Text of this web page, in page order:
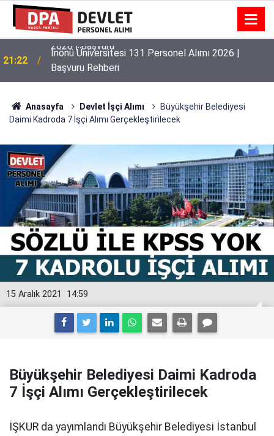
21:22
İnönü Üniversitesi 131 Personel Alımı 2026 |
Başvuru Rehberi
Anasayfa Devlet İşçi Alımı
Büyükşehir Belediyesi
Daimi Kadroda 7 İşçi Alımı Gerçekleştirilecek
14:59
15 Aralık 2021
Büyükşehir Belediyesi Daimi Kadroda
7 İşçi Alımı Gerçekleştirilecek
İŞKUR da yayımlandı Büyükşehir Belediyesi İstanbul